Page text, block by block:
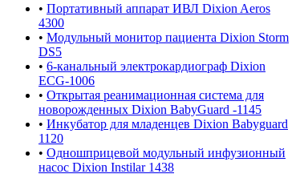
• Портативный аппарат ИВЛ Dixion Aeros
4300
• Модульный монитор пациента Dixion Storm
DS5
• 6-канальный электрокардиограф Dixion
ECG-1006
• Открытая реанимационная система для
новорожденных Dixion BabyGuard -1145
• Инкубатор для младенцев Dixion Babyguard
1120
• Одношприцевой модульный инфузионный
насос Dixion Instilar 1438